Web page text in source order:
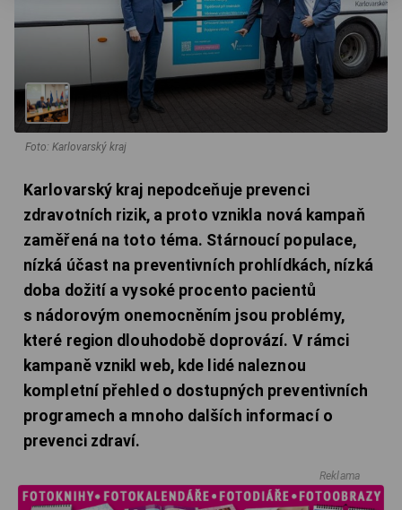
Foto: Karlovarský kraj
Karlovarský kraj nepodceňuje prevenci
zdravotních rizik, a proto vznikla nová kampaň
zaměřená na toto téma. Stárnoucí populace,
nízká účast na preventivních prohlídkách, nízká
doba dožití a vysoké procento pacientů
s nádorovým onemocněním jsou problémy,
které region dlouhodobě doprovází. V rámci
kampaně vznikl web, kde lidé naleznou
kompletní přehled o dostupných preventivních
programech a mnoho dalších informací o
prevenci zdraví.
Reklama